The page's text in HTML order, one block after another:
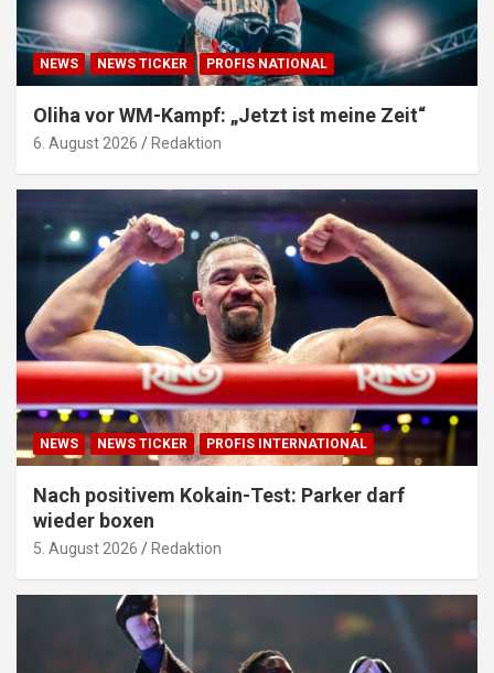
NEWS NEWS TICKER PROFIS NATIONAL
Oliha vor WM-Kampf: „Jetzt ist meine Zeit“
6. August 2026 Redaktion
NEWS NEWS TICKER PROFIS INTERNATIONAL
Nach positivem Kokain-Test: Parker darf
wieder boxen
5. August 2026 Redaktion